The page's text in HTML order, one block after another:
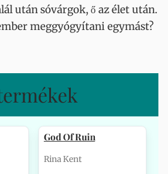
után sóvárgok, ő az élet után.
meggyógyítani egymást?
God Of Ruin
Rina Kent